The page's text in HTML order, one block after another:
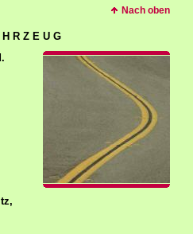
Nach oben
R Z E U G